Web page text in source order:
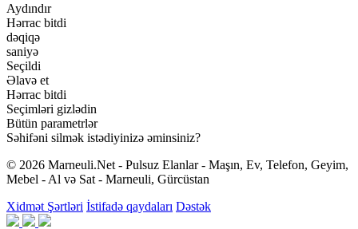
Aydındır
Hərrac bitdi
dəqiqə
saniyə
Seçildi
Əlavə et
Hərrac bitdi
Seçimləri gizlədin
Bütün parametrlər
Səhifəni silmək istədiyinizə əminsiniz?
© 2026 Marneuli.Net - Pulsuz Elanlar - Maşın, Ev, Telefon, Geyim,
Mebel - Al və Sat - Marneuli, Gürcüstan
Xidmət Şərtləri İstifadə qaydaları Dəstək